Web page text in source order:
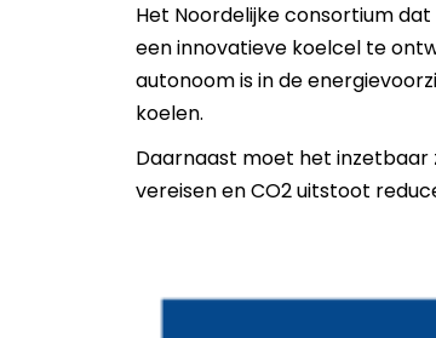
Het Noordelijke consortium
een innovatieve koelcel te
autonoom is in de
koelen.
Daarnaast moet het inzetbaar
vereisen en CO2 uitstoot